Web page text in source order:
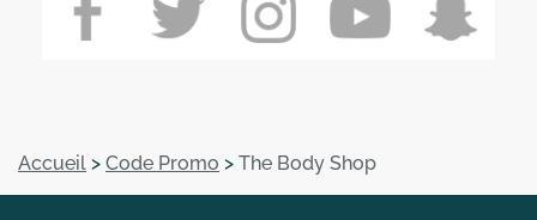
Accueil > Code Promo > The Body Shop